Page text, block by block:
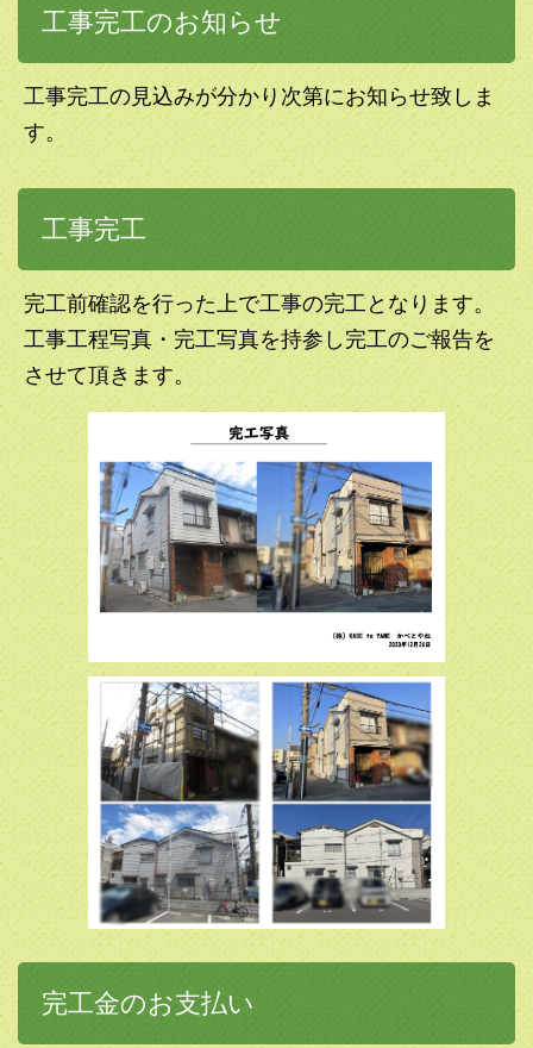
工事完工のお知らせ
工事完工の見込みが分かり次第にお知らせ致しま
す。
工事完工
完工前確認を行った上で工事の完工となります。
工事工程写真・完工写真を持参し完工のご報告を
させて頂きます。
完工金のお支払い